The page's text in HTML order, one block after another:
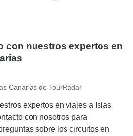
con nuestros expertos en
Canarias de TourRadar
expertos en viajes a Islas
con nosotros para
sobre los circuitos en